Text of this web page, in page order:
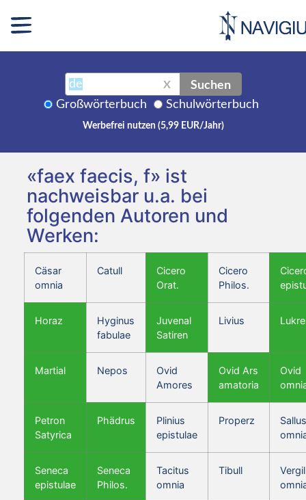
X Suchen
Großwörterbuch Schulwörterbuch
Werbefrei nutzen (5,99 EUR/Jahr)
«faex faecis, f» ist
nachweisbar u.a. bei
folgenden Autoren und
Werken:
Cäsar
omnia
Catull
Cicero
Orat.
Cicero
Philos.
Horaz
Hyginus
fabulae
Juvenal
Satiren
Livius
Martial Nepos
Ovid
Amores
Ovid Ars
amatoria
Ovid
Petron
Satyrica
Phädrus
Plinius
epistulae
Properz
Seneca
epistulae
Seneca
Philos.
Tacitus
omnia
Tibull
Vergil